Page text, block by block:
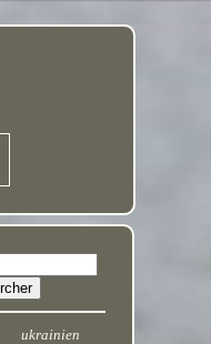
ukrainien